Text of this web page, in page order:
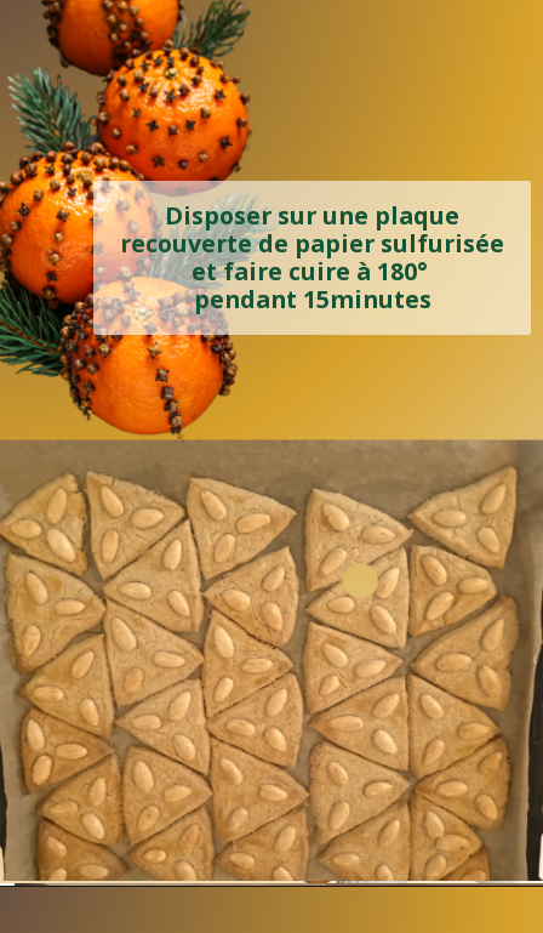
Sur une plaque recouverte
de papier sulfurisée, placer
des petits tas de pâte
Disposer sur une plaque
recouverte de papier sulfurisée
et faire cuire à 180°
pendant 15minutes